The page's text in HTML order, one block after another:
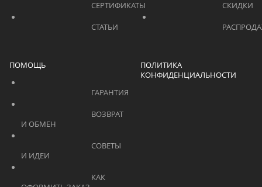
ПОМОЩЬ
ПОЛИТИКА
КОНФИДЕНЦИАЛЬНОСТИ